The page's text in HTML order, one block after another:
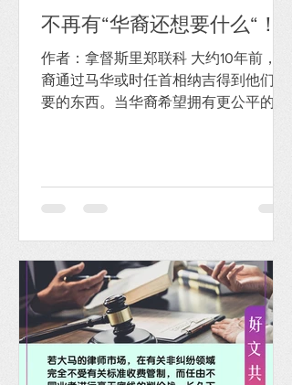
不再有“华裔还想要什么“！
作者：拿督斯里郑联科 大约10年前，华
裔通过马华或时任首相纳吉得到他们想
要的东西。当华裔希望拥有更公平的竞
算在更多部门彻底取消种族固打”。...